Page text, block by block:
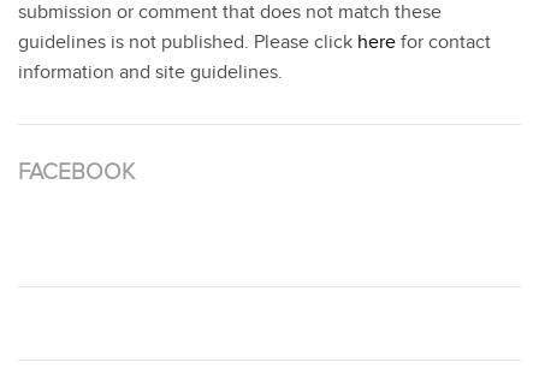
submission or comment that does not match these
guidelines is not published. Please click here for contact
information and site guidelines.
FACEBOOK